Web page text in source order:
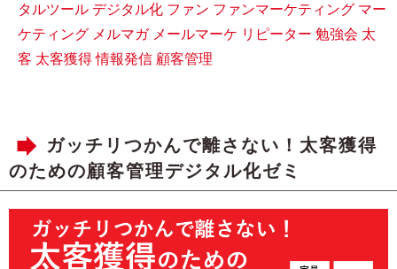
タルツール デジタル化 ファン ファンマーケティング マー
ケティング メルマガ メールマーケ リピーター 勉強会 太
客 太客獲得 情報発信 顧客管理
ガッチリつかんで離さない！太客獲得
のための顧客管理デジタル化ゼミ